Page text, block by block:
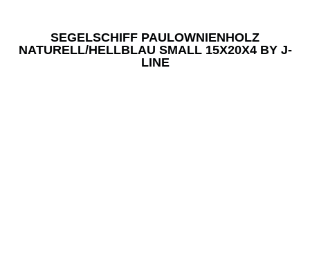
SEGELSCHIFF PAULOWNIENHOLZ
NATURELL/HELLBLAU SMALL 15X20X4 BY J-
LINE